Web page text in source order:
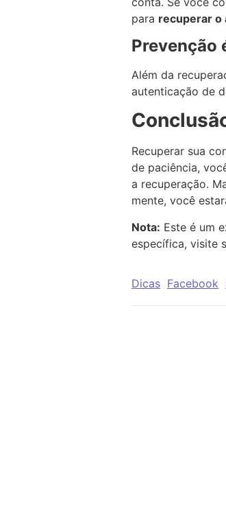
para recuperar o
Prevenção
Além da
autenticação de
Recuperar sua
de paciência,
a recuperação.
mente, você
Nota: Este é um
específica, visite
Dicas Facebook